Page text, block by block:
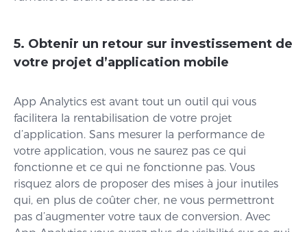
5. Obtenir un retour sur investissement de
votre projet d’application mobile
App Analytics est avant tout un outil qui vous
facilitera la rentabilisation de votre projet
d’application. Sans mesurer la performance de
votre application, vous ne saurez pas ce qui
fonctionne et ce qui ne fonctionne pas. Vous
risquez alors de proposer des mises à jour inutiles
qui, en plus de coûter cher, ne vous permettront
pas d’augmenter votre taux de conversion. Avec